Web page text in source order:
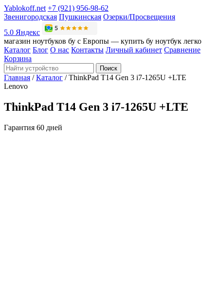
Yablokoff.net +7 (921) 956-98-62
Звенигородская Пушкинская Озерки/Просвещения
5.0 Яндекс
магазин ноутбуков бу с Европы — купить бу ноутбук легко
Каталог Блог О нас Контакты Личный кабинет Сравнение
Корзина
Поиск
Главная / Каталог / ThinkPad T14 Gen 3 i7-1265U +LTE
Lenovo
ThinkPad T14 Gen 3 i7-1265U +LTE
Гарантия 60 дней